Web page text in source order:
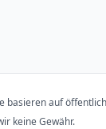
basieren auf
keine Gewähr.